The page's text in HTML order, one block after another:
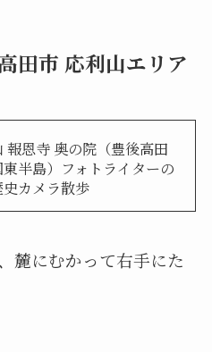
田市 応利山エリア
報恩寺 奥の院（豊後高田
半島）フォトライターの
カメラ散歩
麓にむかって右手にた